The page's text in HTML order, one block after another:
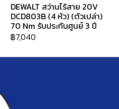
DEWALT สว่านไร้สาย 20V
DCD803B (4 หัว) (ตัวเปล่า)
70 Nm รับประกันศูนย์ 3 ปี
฿7,040